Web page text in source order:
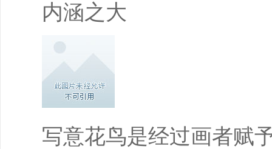
内涵之大
写意花鸟是经过画者赋